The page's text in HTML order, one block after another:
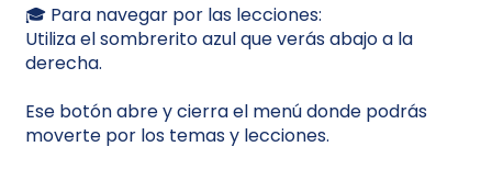
🎓 Para navegar por las lecciones:
Utiliza el sombrerito azul que verás abajo a la
derecha.
Ese botón abre y cierra el menú donde podrás
moverte por los temas y lecciones.